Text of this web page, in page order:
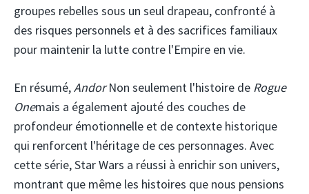
groupes rebelles sous un seul drapeau, confronté à
des risques personnels et à des sacrifices familiaux
pour maintenir la lutte contre l'Empire en vie.
En résumé,AndorNon seulement l'histoire de Rogue
Onemais a également ajouté des couches de
profondeur émotionnelle et de contexte historique
qui renforcent l'héritage de ces personnages. Avec
cette série, Star Wars a réussi à enrichir son univers,
montrant que même les histoires que nous pensions